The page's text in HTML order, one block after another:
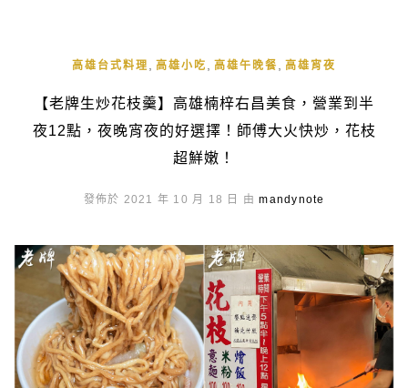
高雄台式料理 高雄小吃 高雄午晚餐 高雄宵夜
【老牌生炒花枝羹】高雄楠梓右昌美食，營業到半
夜12點，夜晚宵夜的好選擇！師傅大火快炒，花枝
超鮮嫩！
發佈於 2021 年 10 月 18 日 由mandynote